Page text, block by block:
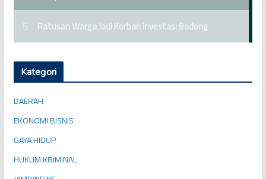
Kategori
DAERAH
EKONOMI BISNIS
GAYA HIDUP
HUKUM KRIMINAL